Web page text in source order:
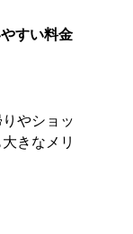
すい料金
やショッ
きなメリ